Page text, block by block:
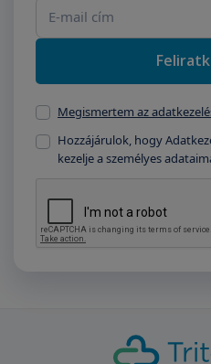
Megismertem az
Hozzájárulok, hogy
kezelje a személyes